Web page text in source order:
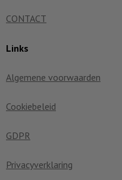
CONTACT
Links
Algemene voorwaarden
Cookiebeleid
GDPR
Privacyverklaring